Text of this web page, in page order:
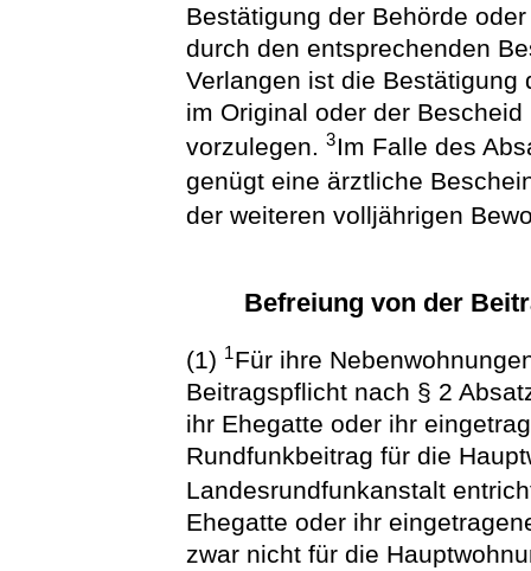
Bestätigung der Behörde
durch den entsprechenden
Verlangen ist die
im Original oder der
vorzulegen.3Im Falle des
genügt eine ärztliche
der weiteren volljährigen
Befreiung von der
(1) 1Für ihre
Beitragspflicht nach § 2
ihr Ehegatte oder ihr
Rundfunkbeitrag für die
Landesrundfunkanstalt
Ehegatte oder ihr
zwar nicht für die